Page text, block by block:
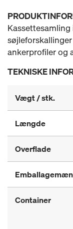
ankerprofiler og
TEKNISKE
Vægt / stk.
Længde
Overflade
Container